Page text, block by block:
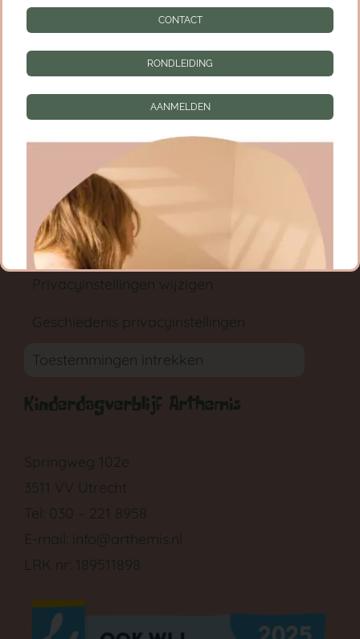
RONDLEIDING
AANMELDEN
Privacy instellingen
Privacyinstellingen wijzigen
Geschiedenis privacyinstellingen
Toestemmingen intrekken
Kinderdagverblijf Arthemis
Springweg 102e
3511 VV Utrecht
Tel: 030 – 221 8958
E-mail: info@arthemis.nl
LRK nr: 189511898
CONTACT
RONDLEIDING
AANMELDEN
GA NAAR DE BABYGROEP